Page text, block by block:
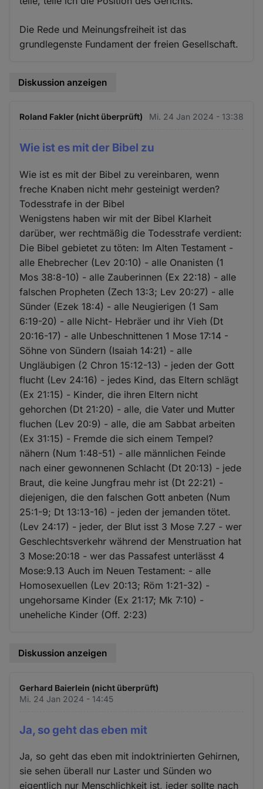
Die Rede und Meinungsfreiheit ist das
grundlegenste Fundament der freien Gesellschaft.
Diskussion anzeigen
Roland Fakler (nicht überprüft) Mi. 24 Jan 2024 - 13:38
Wie ist es mit der Bibel zu
Wie ist es mit der Bibel zu vereinbaren, wenn
freche Knaben nicht mehr gesteinigt werden?
Todesstrafe in der Bibel
Wenigstens haben wir mit der Bibel Klarheit
darüber, wer rechtmäßig die Todesstrafe verdient:
Die Bibel gebietet zu töten: Im Alten Testament -
alle Ehebrecher (Lev 20:10) - alle Onanisten (1
Mos 38:8-10) - alle Zauberinnen (Ex 22:18) - alle
falschen Propheten (Zech 13:3; Lev 20:27) - alle
Sünder (Ezek 18:4) - alle Neugierigen (1 Sam
6:19-20) - alle Nicht- Hebräer und ihr Vieh (Dt
20:16-17) - alle Unbeschnittenen 1 Mose 17:14 -
Söhne von Sündern (Isaiah 14:21) - alle
Ungläubigen (2 Chron 15:12-13) - jeden der Gott
flucht (Lev 24:16) - jedes Kind, das Eltern schlägt
(Ex 21:15) - Kinder, die ihren Eltern nicht
gehorchen (Dt 21:20) - alle, die Vater und Mutter
fluchen (Lev 20:9) - alle, die am Sabbat arbeiten
(Ex 31:15) - Fremde die sich einem Tempel?
nähern (Num 1:48-51) - alle männlichen Feinde
nach einer gewonnenen Schlacht (Dt 20:13) - jede
Braut, die keine Jungfrau mehr ist (Dt 22:21) -
diejenigen, die den falschen Gott anbeten (Num
25:1-9; Dt 13:13-16) - jeden der jemanden tötet.
(Lev 24:17) - jeder, der Blut isst 3 Mose 7.27 - wer
Geschlechtsverkehr während der Menstruation hat
3 Mose:20:18 - wer das Passafest unterlässt 4
Mose:9.13 Auch im Neuen Testament: - alle
Homosexuellen (Lev 20:13; Röm 1:21-32) -
ungehorsame Kinder (Ex 21:17; Mk 7:10) -
uneheliche Kinder (Off. 2:23)
Diskussion anzeigen
Gerhard Baierlein (nicht überprüft)
Mi. 24 Jan 2024 - 14:45
Ja, so geht das eben mit
Ja, so geht das eben mit indoktrinierten Gehirnen,
sie sehen überall nur Laster und Sünden wo
eigentlich nur Menschlichkeit ist, jeder sollte nach